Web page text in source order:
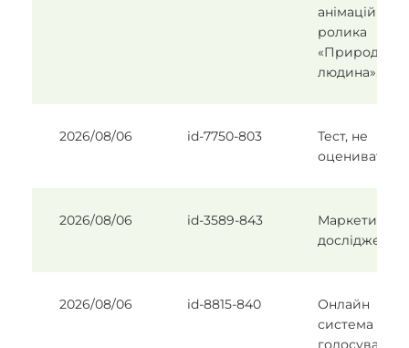
анімаційного
ролика
«Природа та
людина».
2026/08/06 id-7750-803
Тест, не
оценивать
2026/08/06 id-3589-843
дослідження
2026/08/06 id-8815-840
Онлайн
система
голосування